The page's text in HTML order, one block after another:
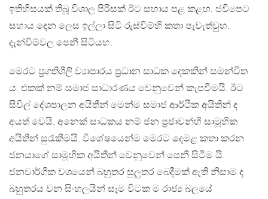
ඉතිහිසයක් තිබූ විශාල පිරිසක් ඊට සහාය පළ කළහ. ජවිපෙට
සහාය දෙන ලෙස ඉල්ලා සිටි රුස්වීම්හි කතා පැවැත්වුහ.
දැන්වීම්වල පෙනී සිටියහ.
මෙරට ප්‍රගතිශීලි ව්‍යාපාරය ප්‍රධාන සාධක දෙකකින් සමන්විත
ය. එකක් නම් සමාජ සාධාරණය වෙනුවෙන් කැපවීමයි. ඊට
සිවිල් දේශපාලන අයිතීන් මෙන්ම සමාජ ආර්ථික අයිතින් ද
අයත් වෙයි. අනෙක් සාධකය නම් ජන ප්‍රජාවන්හි සාමූහික
අයිතීන් සුරැකීමයි. විශේෂයෙන්ම මෙරට දෙමළ කතා කරන
ජනයාගේ සාමූහික අයිතීන් වෙනුවෙන් පෙනී සිටීම යි.
ජනවාර්ගික වශයෙන් බහුතර සුලුතර බෙදීමක් ඇති නිසාම ද
බහුතරය වන සිංහලයින් සෑම විටක ම රාජ්‍ය බලයේ